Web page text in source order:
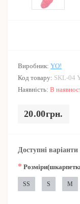
Виробник: YO!
Код товару: SKL-04
Наявність: В
20.00грн.
Доступні варіанти
*
SS S M